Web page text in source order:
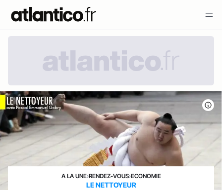
A LA UNE›RENDEZ-VOUS›ECONOMIE
LE NETTOYEUR